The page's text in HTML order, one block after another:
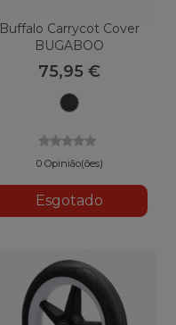
Buffalo Carrycot Cover
BUGABOO
75,95 €
Preto
0 Opinião(ões)
Esgotado